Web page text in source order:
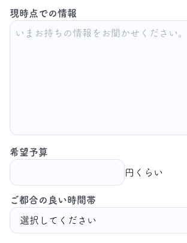
現時点での情報
希望予算
円くらい
ご都合の良い時間帯